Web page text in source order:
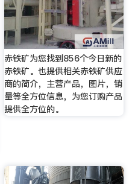
赤铁矿为您找到856个今日新的
赤铁矿。也提供相关赤铁矿供应
商的简介，主营产品，图片，销
量等全方位信息，为您订购产品
提供全方位的。